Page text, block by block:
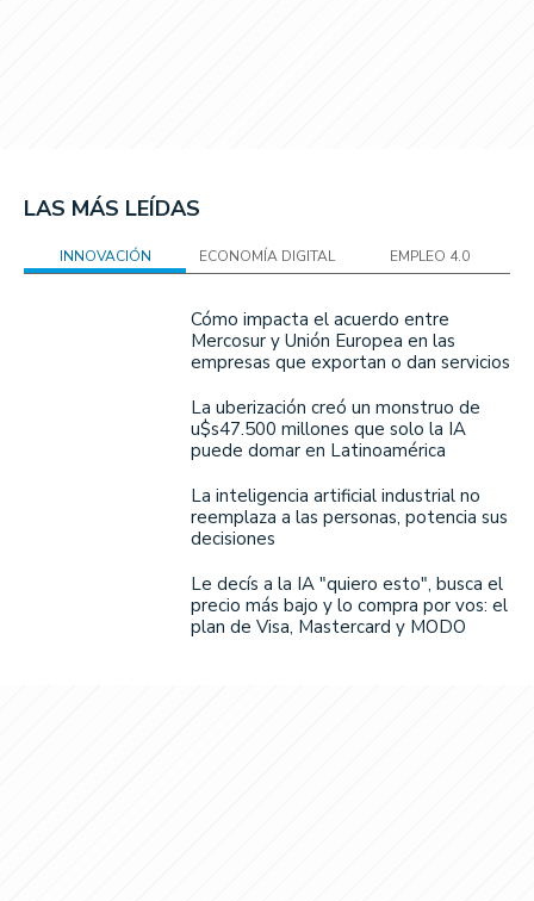
LAS MÁS LEÍDAS
INNOVACIÓN ECONOMÍA DIGITAL EMPLEO 4.0
Cómo impacta el acuerdo entre
Mercosur y Unión Europea en las
empresas que exportan o dan servicios
La uberización creó un monstruo de
u$s47.500 millones que solo la IA
puede domar en Latinoamérica
La inteligencia artificial industrial no
reemplaza a las personas, potencia sus
decisiones
Le decís a la IA "quiero esto", busca el
precio más bajo y lo compra por vos: el
plan de Visa, Mastercard y MODO